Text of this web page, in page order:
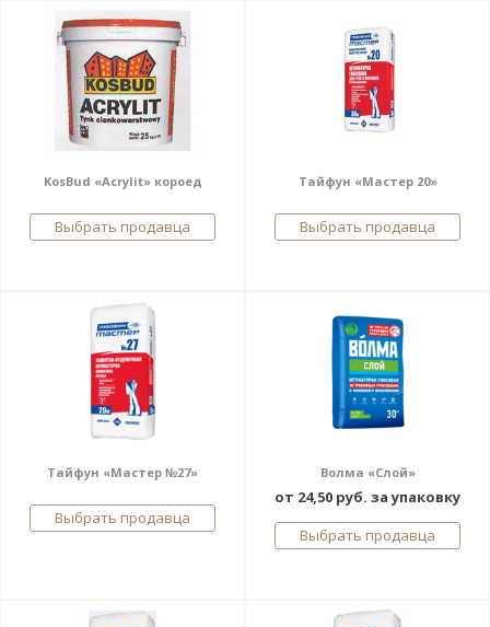
KosBud «Acrylit» короед
Выбрать продавца
Тайфун «Мастер 20»
Выбрать продавца
Тайфун «Мастер №27»
Выбрать продавца
Волма «Слой»
от 24,50 руб. за упаковку
Выбрать продавца